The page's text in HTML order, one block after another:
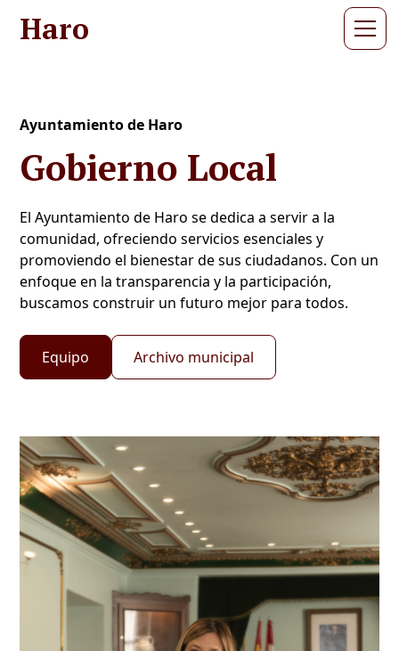
Haro
Ayuntamiento de Haro
Gobierno Local
El Ayuntamiento de Haro se dedica a servir a la
comunidad, ofreciendo servicios esenciales y
promoviendo el bienestar de sus ciudadanos. Con un
enfoque en la transparencia y la participación,
buscamos construir un futuro mejor para todos.
Equipo Archivo municipal